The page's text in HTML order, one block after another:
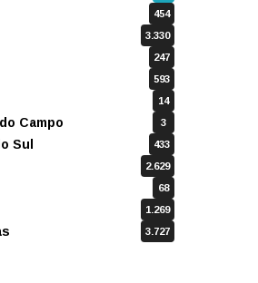
454
3.330
247
593
14
Campo 3
Sul 433
2.629
68
1.269
3.727